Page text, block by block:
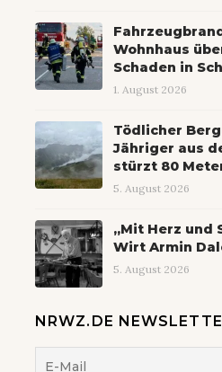
Wohnhaus
Schaden in
1. August 2026
Tödlicher
Jähriger aus
stürzt 80
5. August 2026
„Mit Herz und
Wirt Armin
5. August 2026
NRWZ.DE